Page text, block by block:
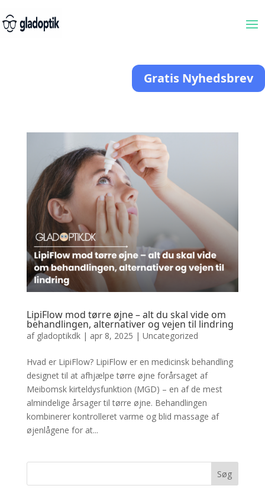
Gratis Nyhedsbrev
LipiFlow mod tørre øjne – alt du skal vide om
behandlingen, alternativer og vejen til lindring
af gladoptikdk| apr 8, 2025 | Uncategorized
Hvad er LipiFlow? LipiFlow er en medicinsk behandling
designet til at afhjælpe tørre øjne forårsaget af
Meibomsk kirteldysfunktion (MGD) – en af de mest
almindelige årsager til tørre øjne. Behandlingen
kombinerer kontrolleret varme og blid massage af
øjenlågene for at...
Søg